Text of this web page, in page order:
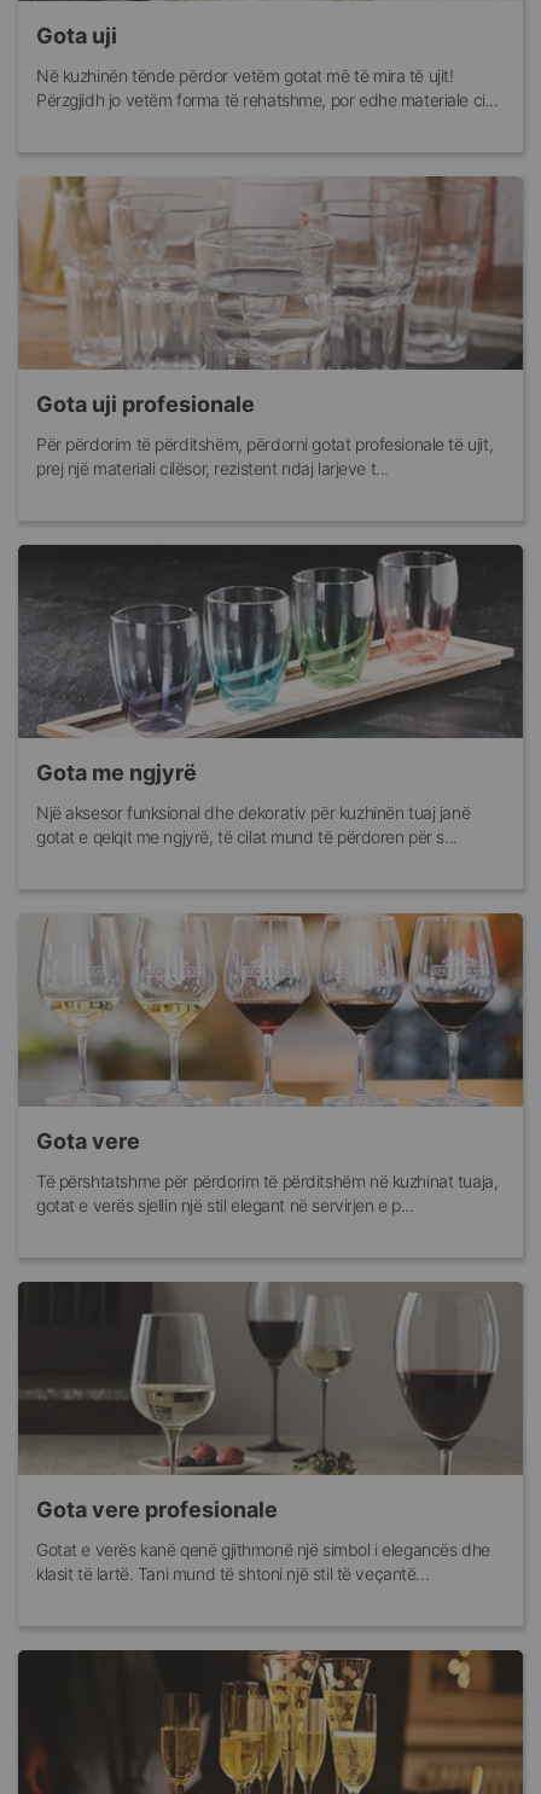
Gota uji
Në kuzhinën tënde përdor vetëm gotat më të mira të ujit!
Përzgjidh jo vetëm forma të rehatshme, por edhe materiale ci...
Gota uji profesionale
Për përdorim të përditshëm, përdorni gotat profesionale të ujit,
prej një materiali cilësor, rezistent ndaj larjeve t...
Gota me ngjyrë
Një aksesor funksional dhe dekorativ për kuzhinën tuaj janë
gotat e qelqit me ngjyrë, të cilat mund të përdoren për s...
Gota vere
Të përshtatshme për përdorim të përditshëm në kuzhinat tuaja,
gotat e verës sjellin një stil elegant në servirjen e p...
Gota vere profesionale
Gotat e verës kanë qenë gjithmonë një simbol i elegancës dhe
klasit të lartë. Tani mund të shtoni një stil të veçantë...